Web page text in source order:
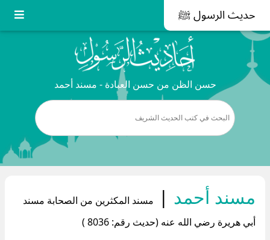
حديث الرسول ﷺ
حسن الظن من حسن العبادة - مسند أحمد
مسند أحمد |
مسند المكثرين من الصحابة مسند
أبي هريرة رضي الله عنه (حديث رقم: 8036 )